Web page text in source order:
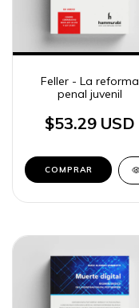
Feller - La reforma
penal juvenil
$53.29 USD
COMPRAR